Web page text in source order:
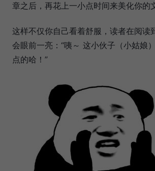
章之后，再花上一小点时间来美化你的
这样不仅你自己看着舒服，读者在阅读
会眼前一亮：“咦～ 这小伙子（小姑娘
点的哈！”